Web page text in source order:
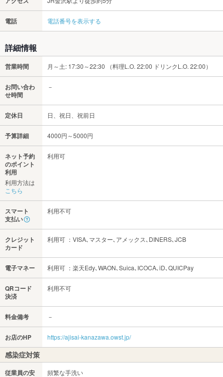
電話 電話番号を表示する
詳細情報
営業時間 月～土: 17:30～22:30 （料理L.O. 22:00 ドリンクL.O. 22:00）
お問い合わ
せ時間
－
定休日 日、祝日、祝前日
予算詳細 4000円～5000円
ネット予約
のポイント
利用
利用方法は
こちら
利用可
スマート
支払い
利用不可
クレジット
カード
利用可 ：VISA､マスター､アメックス､DINERS､JCB
電子マネー 利用可 ：楽天Edy､WAON､Suica､ICOCA､iD､QUICPay
QRコード
決済
利用不可
料金備考 －
お店のHP https://ajisai-kanazawa.owst.jp/
感染症対策
従業員の安
頻繁な手洗い